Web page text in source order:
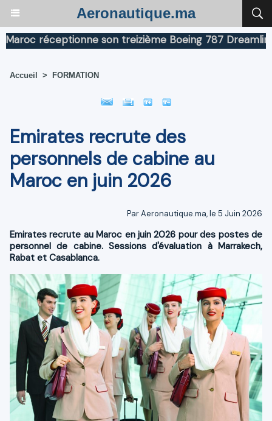
Aeronautique.ma
réceptionne son treizième Boeing 787 Dreamliner
Accueil > FORMATION
Emirates recrute des
personnels de cabine au
Maroc en juin 2026
Par Aeronautique.ma, le 5 Juin 2026
Emirates recrute au Maroc en juin 2026 pour des postes de
personnel de cabine. Sessions d'évaluation à Marrakech,
Rabat et Casablanca.